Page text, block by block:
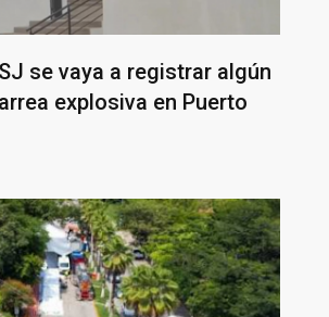
se vaya a registrar algún
explosiva en Puerto